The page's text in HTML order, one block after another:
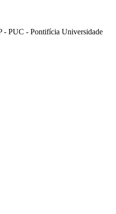
- PUC - Pontifícia Universidade